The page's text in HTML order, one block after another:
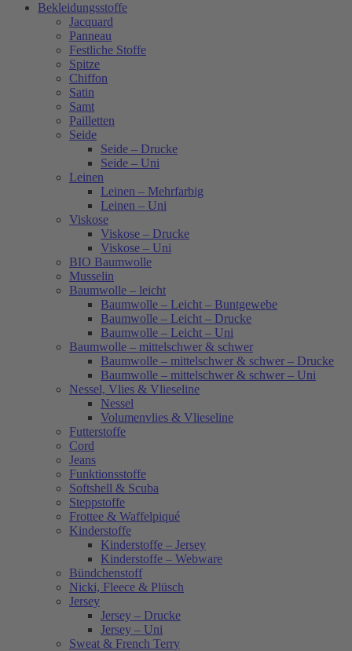
Bekleidungsstoffe
Jacquard
Panneau
Festliche Stoffe
Spitze
Chiffon
Satin
Samt
Pailletten
Seide
Seide – Drucke
Seide – Uni
Leinen
Leinen – Mehrfarbig
Leinen – Uni
Viskose
Viskose – Drucke
Viskose – Uni
BIO Baumwolle
Musselin
Baumwolle – leicht
Baumwolle – Leicht – Buntgewebe
Baumwolle – Leicht – Drucke
Baumwolle – Leicht – Uni
Baumwolle – mittelschwer & schwer
Baumwolle – mittelschwer & schwer – Drucke
Baumwolle – mittelschwer & schwer – Uni
Nessel, Vlies & Vlieseline
Nessel
Volumenvlies & Vlieseline
Futterstoffe
Cord
Jeans
Funktionsstoffe
Softshell & Scuba
Steppstoffe
Frottee & Waffelpiqué
Kinderstoffe
Kinderstoffe – Jersey
Kinderstoffe – Webware
Bündchenstoff
Nicki, Fleece & Plüsch
Jersey
Jersey – Drucke
Jersey – Uni
Sweat & French Terry